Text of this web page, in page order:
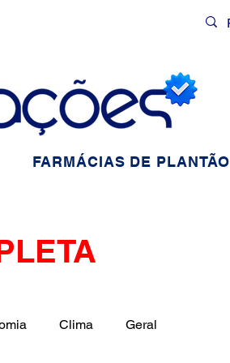
Clima Geral
FARMÁCIAS DE PLANTÃO